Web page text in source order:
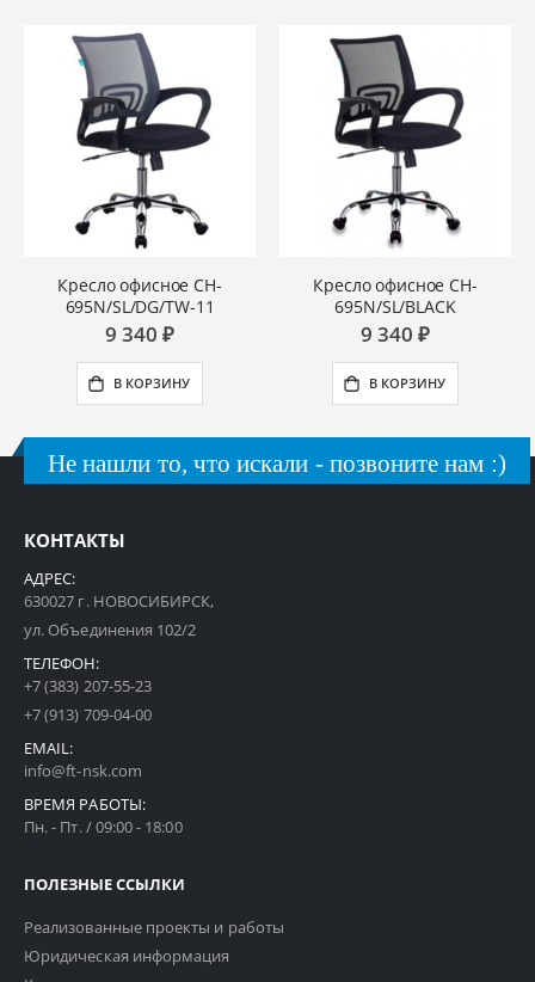
Кресло офисное CH-
695N/SL/DG/TW-11
9 340 ₽
В КОРЗИНУ
Кресло офисное CH-
695N/SL/BLACK
9 340 ₽
В КОРЗИНУ
Не нашли то, что искали - позвоните нам :)
КОНТАКТЫ
АДРЕС:
630027 г. НОВОСИБИРСК,
ул. Объединения 102/2
ТЕЛЕФОН:
+7 (383) 207-55-23
+7 (913) 709-04-00
EMAIL:
info@ft-nsk.com
ВРЕМЯ РАБОТЫ:
Пн. - Пт. / 09:00 - 18:00
ПОЛЕЗНЫЕ ССЫЛКИ
Реализованные проекты и работы
Юридическая информация